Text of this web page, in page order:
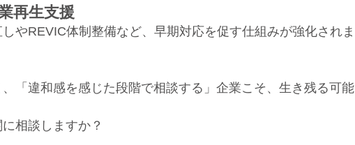
再生支援
やREVIC体制整備など、早期対応を促す仕組みが強化されま
「違和感を感じた段階で相談する」企業こそ、生き残る可能
相談しますか？